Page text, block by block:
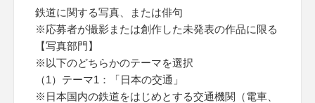
鉄道に関する写真、または俳句
※応募者が撮影または創作した未発表の作品に限る
【写真部門】
※以下のどちらかのテーマを選択
（1）テーマ1：「日本の交通」
※日本国内の鉄道をはじめとする交通機関（電車、